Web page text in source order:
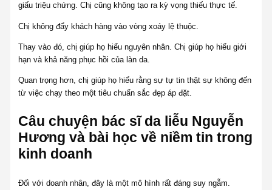
giấu triệu chứng. Chị cũng không tạo ra kỳ vọng thiếu thực tế.
Chị không đẩy khách hàng vào vòng xoáy lệ thuộc.
Thay vào đó, chị giúp họ hiểu nguyên nhân. Chị giúp họ hiểu giới
hạn và khả năng phục hồi của làn da.
Quan trọng hơn, chị giúp họ hiểu rằng sự tự tin thật sự không đến
từ việc chạy theo một tiêu chuẩn sắc đẹp áp đặt.
Câu chuyện bác sĩ da liễu Nguyễn
Hương và bài học về niềm tin trong
kinh doanh
Đối với doanh nhân, đây là một mô hình rất đáng suy ngẫm.